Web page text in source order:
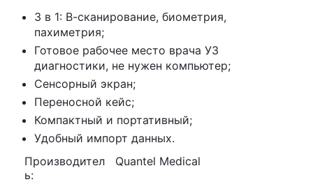
3 в 1: В-сканирование, биометрия,
пахиметрия;
Готовое рабочее место врача УЗ
диагностики, не нужен компьютер;
Сенсорный экран;
Переносной кейс;
Компактный и портативный;
Удобный импорт данных.
Производител
ь:
Quantel Medical